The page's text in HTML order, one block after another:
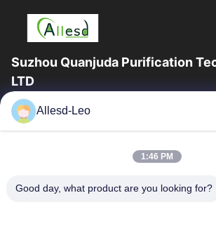
Suzhou Quanjuda Purification
LTD
16years ervaring, als belangrijke fabrikant
ESD & Cleanroom producten, bieden wij een
Huis
Producten
Allesd-Leo
1:46 PM
Good day, what product are you looking for?